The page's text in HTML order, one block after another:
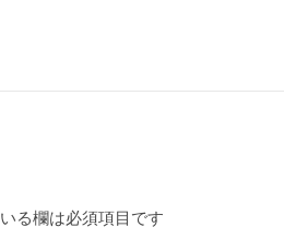
る欄は必須項目です